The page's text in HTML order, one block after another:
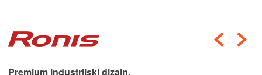
Premium industrijski dizajn.